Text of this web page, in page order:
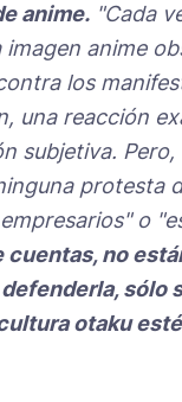
anime. "Cada
anime
los
una reacción
subjetiva.
protesta
o
cuentas, no
sólo
otaku